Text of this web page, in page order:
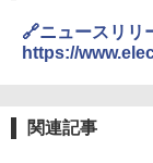
🔗ニュースリリ
https://
関連記事